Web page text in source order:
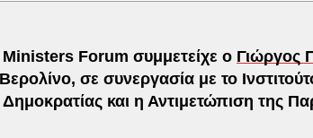
Forum συμμετείχε ο Γιώργος
σε συνεργασία με το
και η Αντιμετώπιση της